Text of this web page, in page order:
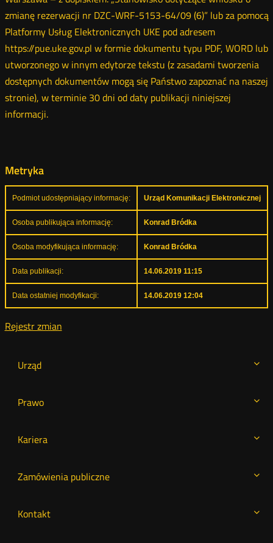
Urząd
Prawo
Kariera
Zamówienia publiczne
Kontakt
zmianę rezerwacji nr DZC-WRF-5153-64/09 (6)” lub za pomocą
Platformy Usług Elektronicznych UKE pod adresem
https://pue.uke.gov.pl w formie dokumentu typu PDF, WORD lub
utworzonego w innym edytorze tekstu (z zasadami tworzenia
dostępnych dokumentów mogą się Państwo zapoznać na naszej
stronie), w terminie 30 dni od daty publikacji niniejszej
informacji.
Metryka
Podmiot udostępniający informację: Urząd Komunikacji Elektronicznej
Osoba publikująca informację: Konrad Bródka
Osoba modyfikująca informację: Konrad Bródka
Data publikacji: 14.06.2019 11:15
Data ostatniej modyfikacji: 14.06.2019 12:04
Rejestr zmian